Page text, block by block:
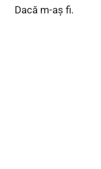
Dacă m-aş fi.